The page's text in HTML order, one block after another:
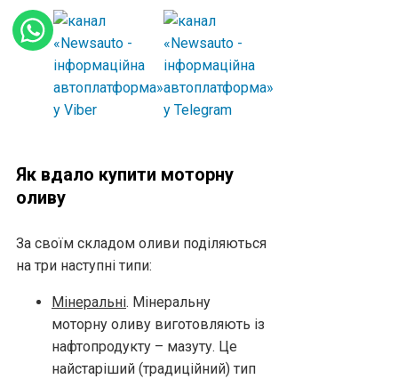
Як вдало купити моторну
оливу
За своїм складом оливи поділяються
на три наступні типи:
Мінеральні. Мінеральну
моторну оливу виготовляють із
нафтопродукту – мазуту. Це
найстаріший (традиційний) тип